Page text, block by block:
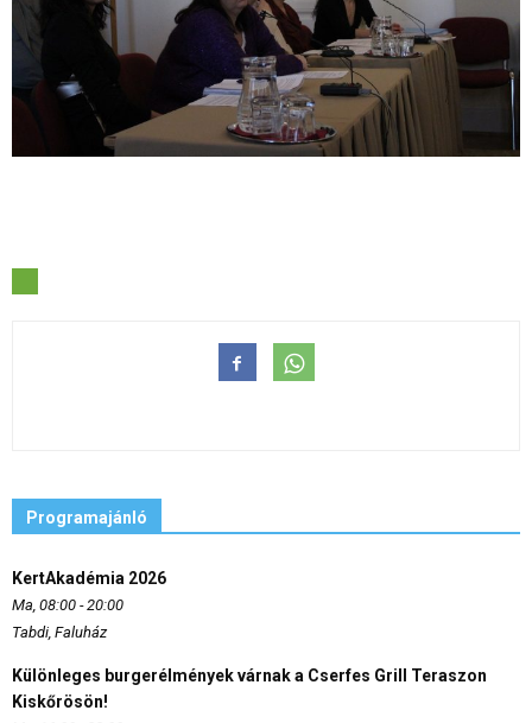
Programajánló
KertAkadémia 2026
Ma, 08:00 - 20:00
Tabdi, Faluház
Különleges burgerélmények várnak a Cserfes Grill Teraszon
Kiskőrösön!